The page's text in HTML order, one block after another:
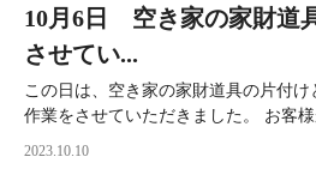
10月6日 空き家の家財道
させてい...
この日は、空き家の家財道具の片付
作業をさせていただきました。 お客
2023.10.10